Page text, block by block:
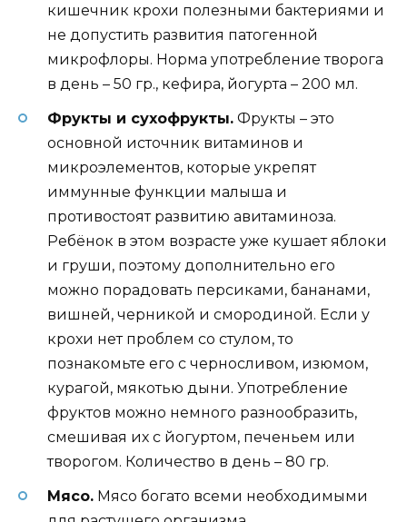
кишечник крохи полезными бактериями и
не допустить развития патогенной
микрофлоры. Норма употребление творога
в день – 50 гр., кефира, йогурта – 200 мл.
Фрукты и сухофрукты. Фрукты – это
основной источник витаминов и
микроэлементов, которые укрепят
иммунные функции малыша и
противостоят развитию авитаминоза.
Ребёнок в этом возрасте уже кушает яблоки
и груши, поэтому дополнительно его
можно порадовать персиками, бананами,
вишней, черникой и смородиной. Если у
крохи нет проблем со стулом, то
познакомьте его с черносливом, изюмом,
курагой, мякотью дыни. Употребление
фруктов можно немного разнообразить,
смешивая их с йогуртом, печеньем или
творогом. Количество в день – 80 гр.
Мясо. Мясо богато всеми необходимыми